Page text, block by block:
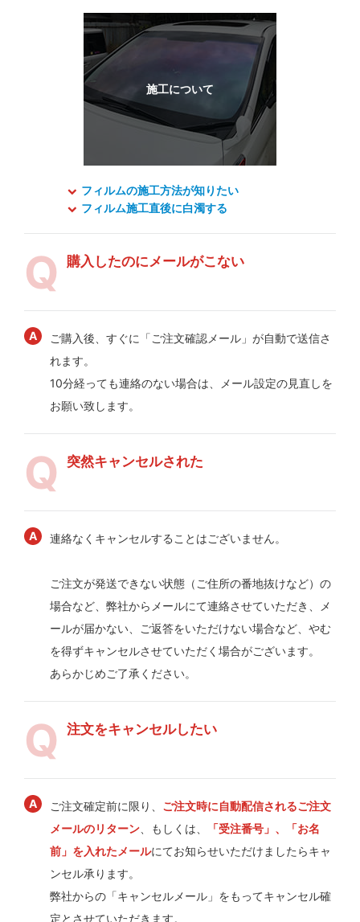
フィルムの施工方法が知りたい
フィルム施工直後に白濁する
購入したのにメールがこない
ご購入後、すぐに「ご注文確認メール」が自動で送信さ
れます。
10分経っても連絡のない場合は、メール設定の見直しを
お願い致します。
突然キャンセルされた
連絡なくキャンセルすることはございません。
ご注文が発送できない状態（ご住所の番地抜けなど）の
場合など、弊社からメールにて連絡させていただき、メ
ールが届かない、ご返答をいただけない場合など、やむ
を得ずキャンセルさせていただく場合がございます。
あらかじめご了承ください。
注文をキャンセルしたい
ご注文確定前に限り、 ご注文時に自動配信されるご注文
メールのリターン 、もしくは、
「受注番号」、「お名
前」を入れたメールにてお知らせいただけましたらキャ
ンセル承ります。
弊社からの「キャンセルメール」をもってキャンセル確
定とさせていただきます。